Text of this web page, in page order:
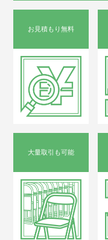
お見積もり無料
大量取引も可能